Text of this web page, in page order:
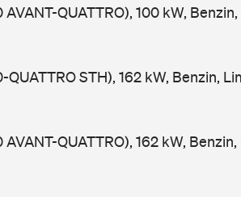
QUATTRO), 100 kW,
STH), 162 kW, Benzin,
QUATTRO), 162 kW,